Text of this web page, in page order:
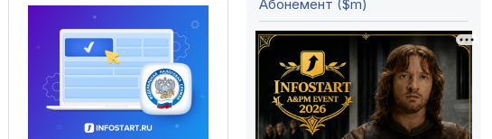
Абонемент ($m)